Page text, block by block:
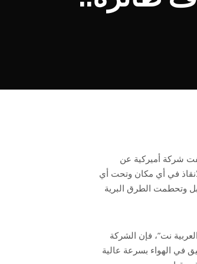
شركة أميركية عن
في أي مكان وتحت أي
وتحطمت الطرق البرية
نت”، فإن الشركة
في الهواء بسرعة عالية